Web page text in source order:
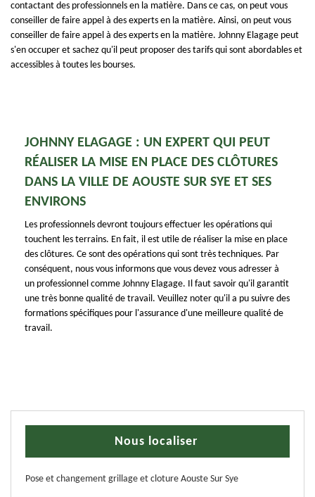
contactant des professionnels en la matière. Dans ce cas, on peut vous
conseiller de faire appel à des experts en la matière. Ainsi, on peut vous
conseiller de faire appel à des experts en la matière. Johnny Elagage peut
s'en occuper et sachez qu'il peut proposer des tarifs qui sont abordables et
accessibles à toutes les bourses.
JOHNNY ELAGAGE : UN EXPERT QUI PEUT
RÉALISER LA MISE EN PLACE DES CLÔTURES
DANS LA VILLE DE AOUSTE SUR SYE ET SES
ENVIRONS
Les professionnels devront toujours effectuer les opérations qui
touchent les terrains. En fait, il est utile de réaliser la mise en place
des clôtures. Ce sont des opérations qui sont très techniques. Par
conséquent, nous vous informons que vous devez vous adresser à
un professionnel comme Johnny Elagage. Il faut savoir qu'il garantit
une très bonne qualité de travail. Veuillez noter qu'il a pu suivre des
formations spécifiques pour l'assurance d'une meilleure qualité de
travail.
Nous localiser
Pose et changement grillage et cloture Aouste Sur Sye